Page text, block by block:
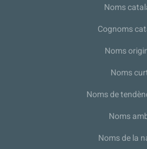
Noms
Cognoms
Noms
Noms
Noms de
Noms
Noms de la